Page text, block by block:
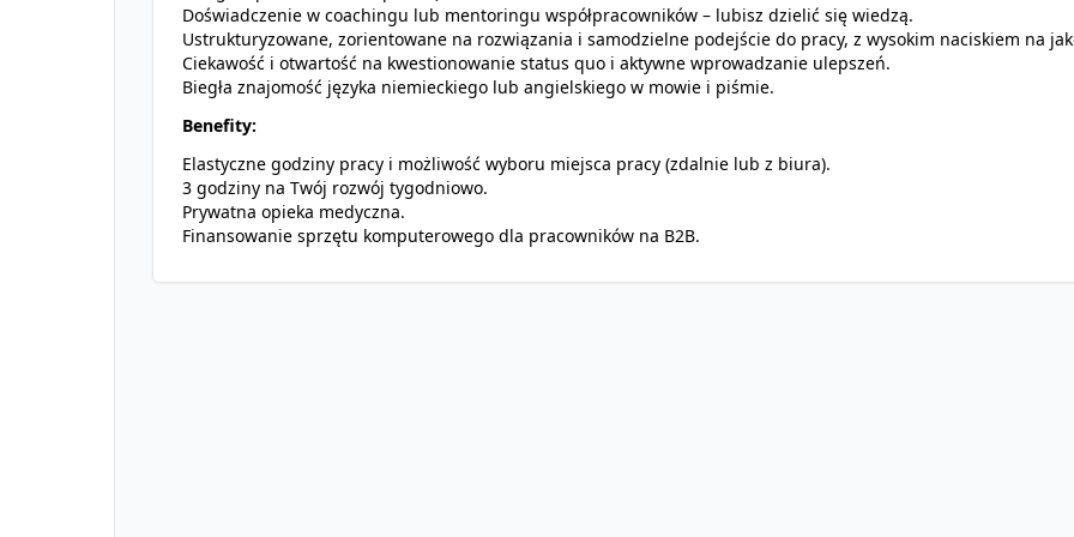
Doświadczenie w coachingu lub mentoringu współpracowników – lubisz dzielić się wiedzą.
Ustrukturyzowane, zorientowane na rozwiązania i samodzielne podejście do pracy, z wysokim naciskiem na
Ciekawość i otwartość na kwestionowanie status quo i aktywne wprowadzanie ulepszeń.
Biegła znajomość języka niemieckiego lub angielskiego w mowie i piśmie.
Benefity:
Elastyczne godziny pracy i możliwość wyboru miejsca pracy (zdalnie lub z biura).
3 godziny na Twój rozwój tygodniowo.
Prywatna opieka medyczna.
Finansowanie sprzętu komputerowego dla pracowników na B2B.